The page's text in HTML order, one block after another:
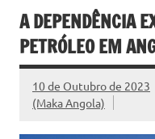
A DEPENDÊNCIA
PETRÓLEO EM
10 de Outubro de 2023
(Maka Angola)